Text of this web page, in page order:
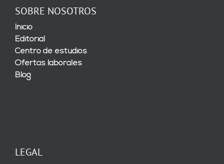
SOBRE NOSOTROS
Inicio
Editorial
Centro de estudios
Ofertas laborales
Blog
LEGAL